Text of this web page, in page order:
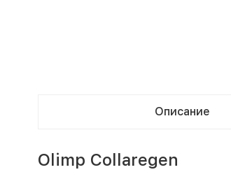
Описание
Olimp Collaregen